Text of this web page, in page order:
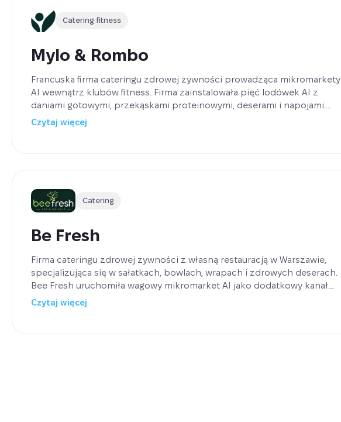
Catering fitness
Mylo & Rombo
Francuska firma cateringu zdrowej żywności prowadząca mikromarkety
AI wewnątrz klubów fitness. Firma zainstalowała pięć lodówek AI z
daniami gotowymi, przekąskami proteinowymi, deserami i napojami.
Średni okres zwrotu na lokalizację wynosi sześć miesięcy, co prowadzi
Czytaj więcej
Catering
Be Fresh
Firma cateringu zdrowej żywności z własną restauracją w Warszawie,
specjalizująca się w sałatkach, bowlach, wrapach i zdrowych deserach.
Bee Fresh uruchomiła wagowy mikromarket AI jako dodatkowy kanał
sprzedaży — poza cateringiem i działalnością restauracji. Po udanym
Czytaj więcej